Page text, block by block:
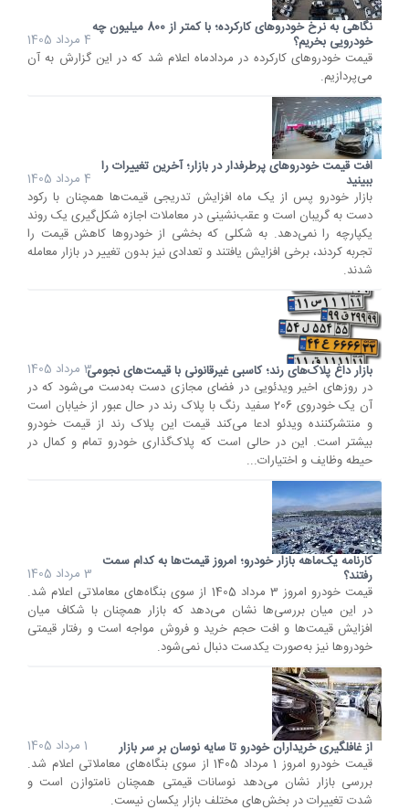
نگاهی به نرخ خودروهای کارکرده؛ با کمتر از 800 میلیون چه
خودرویی بخریم؟
4 مرداد 1405
قیمت خودروهای کارکرده در مردادماه اعلام شد که در این گزارش به آن
می‌پردازیم.
افت قیمت خودروهای پرطرفدار در بازار؛ آخرین تغییرات را
ببینید
4 مرداد 1405
بازار خودرو پس از یک ماه افزایش تدریجی قیمت‌ها همچنان با رکود
دست به گریبان است و عقب‌نشینی در معاملات اجازه شکل‌گیری یک روند
یکپارچه را نمی‌دهد. به شکلی که بخشی از خودروها کاهش قیمت را
تجربه کردند، برخی افزایش یافتند و تعدادی نیز بدون تغییر در بازار معامله
شدند.
بازار داغ پلاک‌های رند؛ کاسبی غیرقانونی با قیمت‌های نجومی3 مرداد 1405
در روزهای اخیر ویدئویی در فضای مجازی دست به‌دست می‌شود که در
آن یک خودروی 206 سفید رنگ با پلاک رند در حال عبور از خیابان است
و منتشرکننده ویدئو ادعا می‌کند قیمت این پلاک رند از قیمت خودرو
بیشتر است. این در حالی است که پلاک‌گذاری خودرو تمام ‌و ‌کمال در
حیطه وظایف و اختیارات...
کارنامه یک‌ماهه بازار خودرو؛ امروز قیمت‌ها به کدام سمت
رفتند؟
3 مرداد 1405
قیمت خودرو امروز 3 مرداد 1405 از سوی بنگاه‌های معاملاتی اعلام شد.
در این میان بررسی‌ها نشان می‌دهد که بازار همچنان با شکاف میان
افزایش قیمت‌ها و افت حجم خرید و فروش مواجه است و رفتار قیمتی
خودروها نیز به‌صورت یکدست دنبال نمی‌شود.
از غافلگیری خریداران خودرو تا سایه نوسان بر سر بازار
1 مرداد 1405
قیمت خودرو امروز 1 مرداد 1405 از سوی بنگاه‌های معاملاتی اعلام شد.
بررسی بازار نشان می‌دهد نوسانات قیمتی همچنان نامتوازن است و
شدت تغییرات در بخش‌های مختلف بازار یکسان نیست.